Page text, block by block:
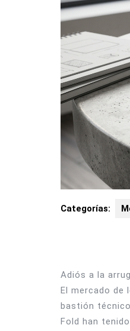
Categorías:
Adiós a la
El mercado de
bastión
Fold han